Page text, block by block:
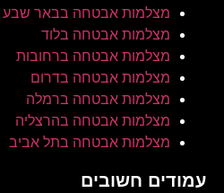
מצלמות אבטחה בבאר שבע
מצלמות אבטחה בלוד
מצלמות אבטחה ברחובות
מצלמות אבטחה בדרום
מצלמות אבטחה ברמלה
מצלמות אבטחה בהרצליה
מצלמות אבטחה בתל אביב
עמודים חשובים